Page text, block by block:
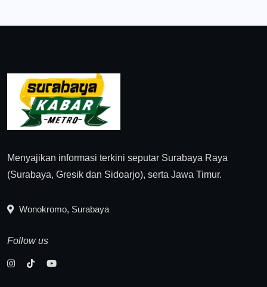
Menyajikan informasi terkini seputar Surabaya Raya
(Surabaya, Gresik dan Sidoarjo), serta Jawa Timur.
Wonokromo, Surabaya
Follow us